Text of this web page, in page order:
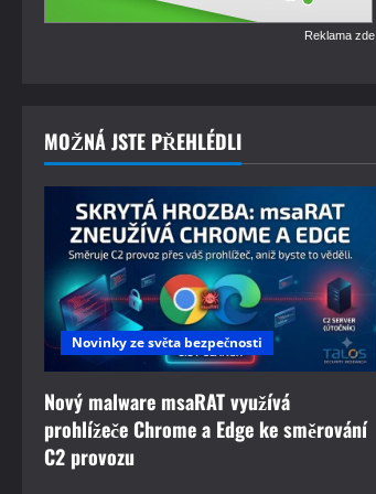
Reklama zde
MOŽNÁ JSTE PŘEHLÉDLI
Novinky ze světa bezpečnosti
Nový malware msaRAT využívá
prohlížeče Chrome a Edge ke směrování
C2 provozu